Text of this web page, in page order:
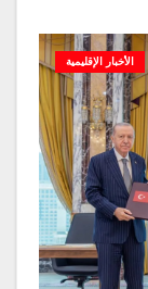
الأخبار الإقليمية